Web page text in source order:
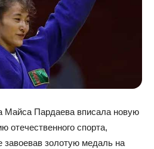
Майса Пардаева вписала новую
отечественного спорта,
завоевав золотую медаль на